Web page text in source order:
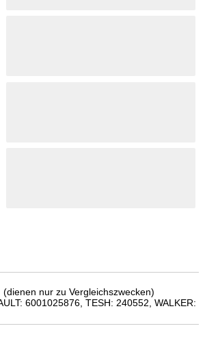
(dienen nur zu Vergleichszwecken)
6001025876, TESH: 240552, WALKER: